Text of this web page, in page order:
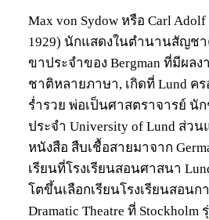
Max von Sydow หรือ Carl Adolf
1929) นักแสดงในตำนานสัญชา
ขาประจำของ Bergman ที่มีผล
ชาติหลายภาษา, เกิดที่ Lund ค
ร่ำรวย พ่อเป็นศาสตราจารย์ นั
ประจำ University of Lund ส่ว
หนังสือ สืบเชื้อสายมาจาก
เรียนที่โรงเรียนสอนศาสนา
โตขึ้นเลือกเรียนโรงเรียนสอนก
Dramatic Theatre ที่ Stockholm